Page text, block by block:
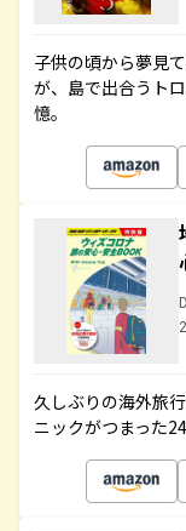
子供の頃から夢見
が、島で出合うト
憶。
久しぶりの海外旅
ニックがつまった